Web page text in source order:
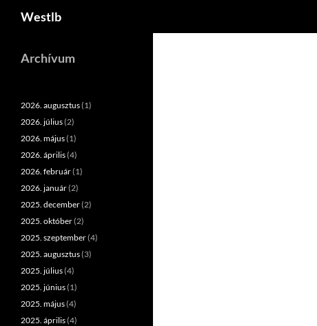
Westlb
Archívum
2026. augusztus(1)
2026. július(2)
2026. május(1)
2026. április(4)
2026. február(1)
2026. január(2)
2025. december(2)
2025. október(2)
2025. szeptember(4)
2025. augusztus(3)
2025. július(4)
2025. június(1)
2025. május(4)
2025. április(4)